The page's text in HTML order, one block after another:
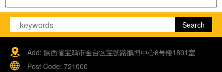
Add: 陕西省宝鸡市金台区宝虢路鹏博中心6号楼1801室
Post Code: 721000